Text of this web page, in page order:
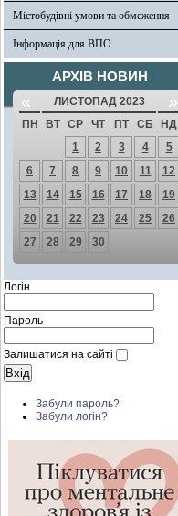
Містобудівні умови та обмеження
Інформація для ВПО
АРХІВ НОВИН
« ЛИСТОПАД 2023 »
ПН ВТ СР ЧТ ПТ СБ
НД
1
2 3 4
5
6
7 8 9 10 11
12
13
14 15 16 17 18
19
20
21 22 23 24 25
26
27
28 29 30
Логін
Пароль
Залишатися на сайті
Забули пароль?
Забули логін?